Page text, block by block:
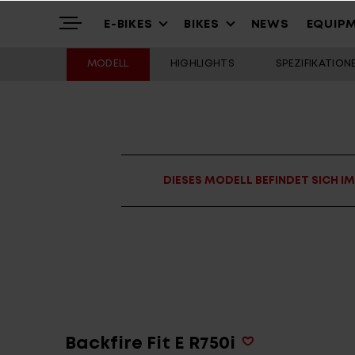
Über uns
E-BIKES
Trekking
BIKES
Cross – Urban
NEWS
MODELL HIGHLIGHTS
DIESES MODELL BEFINDET SICH
Backfire Fit E R750i